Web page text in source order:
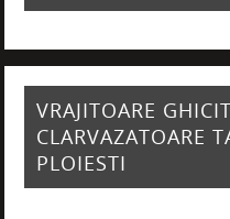
VRAJITOARE
CLARVAZATOARE
PLOIESTI